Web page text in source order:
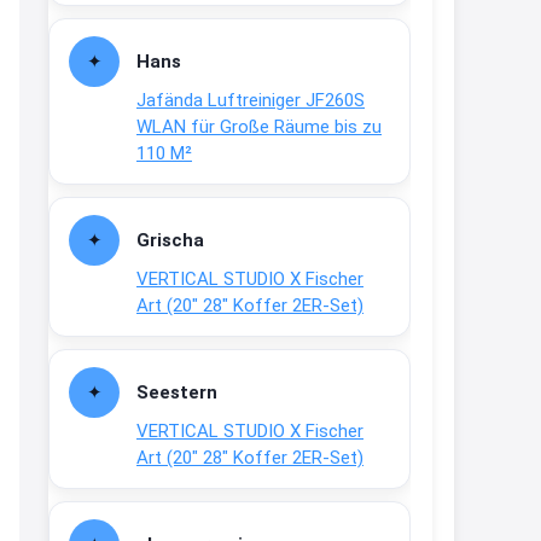
Hans
Jafända Luftreiniger JF260S
WLAN für Große Räume bis zu
110 M²
Grischa
VERTICAL STUDIO X Fischer
Art (20″ 28″ Koffer 2ER-Set)
Seestern
VERTICAL STUDIO X Fischer
Art (20″ 28″ Koffer 2ER-Set)
Fielmann-Blinkis mehr / wurde
www.fielmann-
group.com/blinkis...
13:44
dich zu sehen, alles gut?
15:01
An 01.08. / Sensodyne Rabatt 3€
/ max. 15.000www.erlebe-